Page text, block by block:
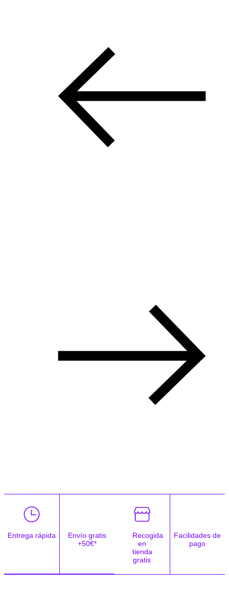
Entrega rápida
Envío gratis
+50€*
Recogida
en
tienda
gratis
Facilidades de
pago